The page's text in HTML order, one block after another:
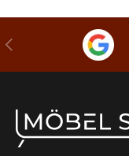
Vorherige